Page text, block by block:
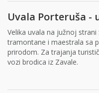
Uvala Porteruša -
Velika uvala na južnoj
tramontane i maestrala sa
prirodom. Za trajanja
vozi brodica iz Zavale.